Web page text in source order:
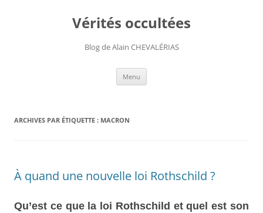
Vérités occultées
Blog de Alain CHEVALÉRIAS
Menu
ARCHIVES PAR ÉTIQUETTE : MACRON
À quand une nouvelle loi Rothschild ?
Qu’est ce que la loi Rothschild et quel est son